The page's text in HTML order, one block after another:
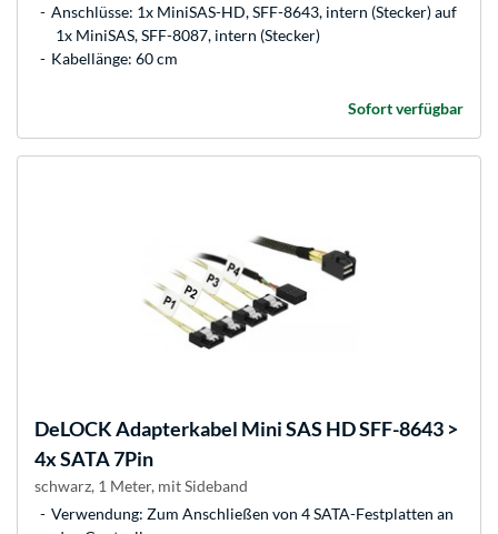
Anschlüsse: 1x MiniSAS-HD, SFF-8643, intern (Stecker) auf
1x MiniSAS, SFF-8087, intern (Stecker)
Kabellänge: 60 cm
Sofort verfügbar
DeLOCKAdapterkabel Mini SAS HD SFF-8643 >
4x SATA 7Pin
schwarz, 1 Meter, mit Sideband
Verwendung: Zum Anschließen von 4 SATA-Festplatten an